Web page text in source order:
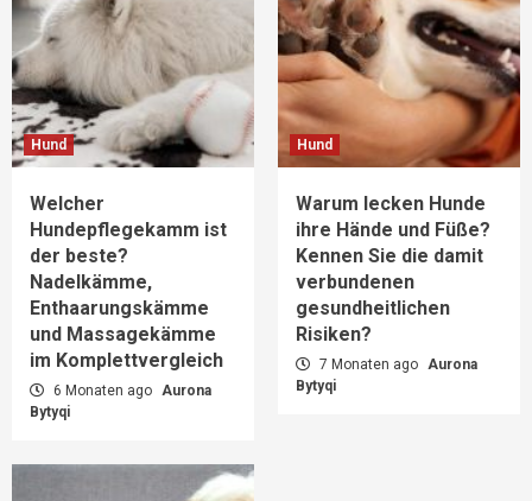
Hund
Welcher
Hundepflegekamm ist
der beste?
Nadelkämme,
Enthaarungskämme
und Massagekämme
im Komplettvergleich
6 Monaten ago Aurona
Bytyqi
Hund
Warum lecken Hunde
ihre Hände und Füße?
Kennen Sie die damit
verbundenen
gesundheitlichen
Risiken?
7 Monaten ago Aurona
Bytyqi